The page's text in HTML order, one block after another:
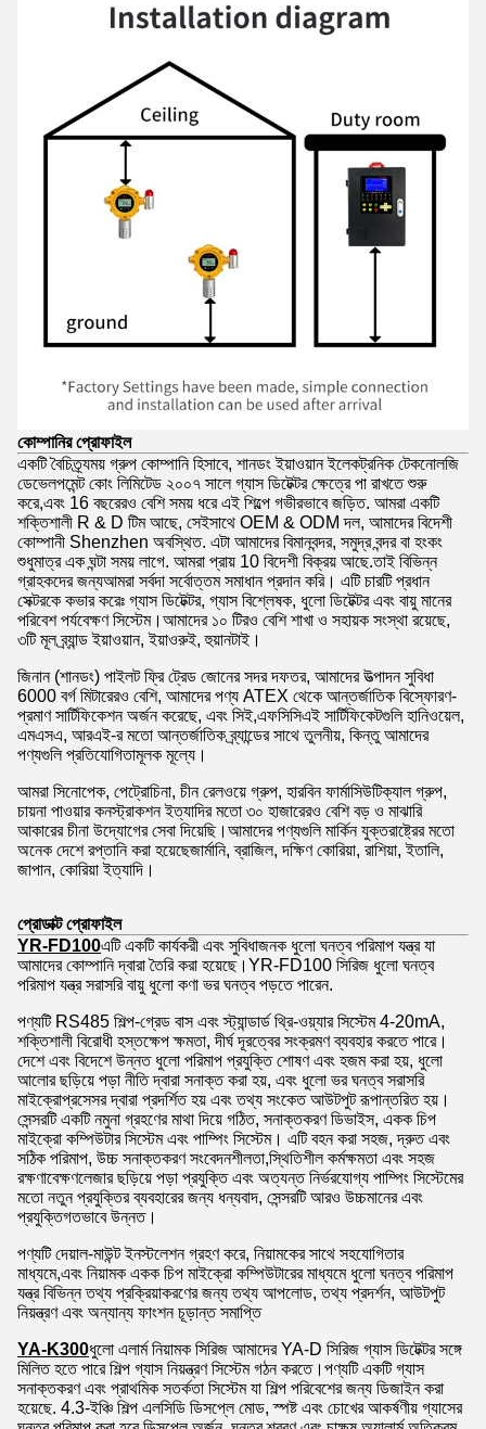
কোম্পানির প্রোফাইল
একটি বৈচিত্র্যময় গ্রুপ কোম্পানি হিসাবে, শানডং ইয়াওয়ান ইলেকট্রনিক টেকনোলজি
ডেভেলপমেন্ট কোং লিমিটেড ২০০৭ সালে গ্যাস ডিটেক্টর ক্ষেত্রে পা রাখতে শুরু
করে,এবং 16 বছরেরও বেশি সময় ধরে এই শিল্পে গভীরভাবে জড়িত. আমরা একটি
শক্তিশালী R & D টিম আছে, সেইসাথে OEM & ODM দল, আমাদের বিদেশী
কোম্পানী Shenzhen অবস্থিত. এটা আমাদের বিমানবন্দর, সমুদ্র বন্দর বা হংকং
শুধুমাত্র এক ঘন্টা সময় লাগে. আমরা প্রায় 10 বিদেশী বিক্রয় আছে.তাই বিভিন্ন
গ্রাহকদের জন্যআমরা সর্বদা সর্বোত্তম সমাধান প্রদান করি। এটি চারটি প্রধান
সেক্টরকে কভার করেঃ গ্যাস ডিটেক্টর, গ্যাস বিশ্লেষক, ধুলো ডিটেক্টর এবং বায়ু মানের
পরিবেশ পর্যবেক্ষণ সিস্টেম।আমাদের ১০ টিরও বেশি শাখা ও সহায়ক সংস্থা রয়েছে,
৩টি মূল ব্র্যান্ড ইয়াওয়ান, ইয়াওরুই, হুয়ানটাই।
জিনান (শানডং) পাইলট ফ্রি ট্রেড জোনের সদর দফতর, আমাদের উত্পাদন সুবিধা
6000 বর্গ মিটারেরও বেশি, আমাদের পণ্য ATEX থেকে আন্তর্জাতিক বিস্ফোরণ-
প্রমাণ সার্টিফিকেশন অর্জন করেছে, এবং সিই,এফসিসিএই সার্টিফিকেটগুলি হানিওয়েল,
এমএসএ, আরএই-র মতো আন্তর্জাতিক ব্র্যান্ডের সাথে তুলনীয়, কিন্তু আমাদের
পণ্যগুলি প্রতিযোগিতামূলক মূল্যে।
আমরা সিনোপেক, পেট্রোচিনা, চীন রেলওয়ে গ্রুপ, হারবিন ফার্মাসিউটিক্যাল গ্রুপ,
চায়না পাওয়ার কনস্ট্রাকশন ইত্যাদির মতো ৩০ হাজারেরও বেশি বড় ও মাঝারি
আকারের চীনা উদ্যোগের সেবা দিয়েছি।আমাদের পণ্যগুলি মার্কিন যুক্তরাষ্ট্রের মতো
অনেক দেশে রপ্তানি করা হয়েছেজার্মানি, ব্রাজিল, দক্ষিণ কোরিয়া, রাশিয়া, ইতালি,
জাপান, কোরিয়া ইত্যাদি।
প্রোডাক্ট প্রোফাইল
YR-FD100এটি একটি কার্যকরী এবং সুবিধাজনক ধুলো ঘনত্ব পরিমাপ যন্ত্র যা
আমাদের কোম্পানি দ্বারা তৈরি করা হয়েছে।YR-FD100 সিরিজ ধুলো ঘনত্ব
পরিমাপ যন্ত্র সরাসরি বায়ু ধুলো কণা ভর ঘনত্ব পড়তে পারেন.
পণ্যটি RS485 শিল্প-গ্রেড বাস এবং স্ট্যান্ডার্ড থ্রি-ওয়্যার সিস্টেম 4-20mA,
শক্তিশালী বিরোধী হস্তক্ষেপ ক্ষমতা, দীর্ঘ দূরত্বের সংক্রমণ ব্যবহার করতে পারে।
দেশে এবং বিদেশে উন্নত ধুলো পরিমাপ প্রযুক্তি শোষণ এবং হজম করা হয়, ধুলো
আলোর ছড়িয়ে পড়া নীতি দ্বারা সনাক্ত করা হয়, এবং ধুলো ভর ঘনত্ব সরাসরি
মাইক্রোপ্রসেসর দ্বারা প্রদর্শিত হয় এবং তথ্য সংকেত আউটপুট রূপান্তরিত হয়।
সেন্সরটি একটি নমুনা গ্রহণের মাথা দিয়ে গঠিত, সনাক্তকরণ ডিভাইস, একক চিপ
মাইক্রো কম্পিউটার সিস্টেম এবং পাম্পিং সিস্টেম। এটি বহন করা সহজ, দ্রুত এবং
সঠিক পরিমাপ, উচ্চ সনাক্তকরণ সংবেদনশীলতা,স্থিতিশীল কর্মক্ষমতা এবং সহজ
রক্ষণাবেক্ষণলেজার ছড়িয়ে পড়া প্রযুক্তি এবং অত্যন্ত নির্ভরযোগ্য পাম্পিং সিস্টেমের
মতো নতুন প্রযুক্তির ব্যবহারের জন্য ধন্যবাদ, সেন্সরটি আরও উচ্চমানের এবং
প্রযুক্তিগতভাবে উন্নত।
পণ্যটি দেয়াল-মাউন্ট ইনস্টলেশন গ্রহণ করে, নিয়ামকের সাথে সহযোগিতার
মাধ্যমে,এবং নিয়ামক একক চিপ মাইক্রো কম্পিউটারের মাধ্যমে ধুলো ঘনত্ব পরিমাপ
যন্ত্র বিভিন্ন তথ্য প্রক্রিয়াকরণের জন্য তথ্য আপলোড, তথ্য প্রদর্শন, আউটপুট
নিয়ন্ত্রণ এবং অন্যান্য ফাংশন চূড়ান্ত সমাপ্তি
YA-K300ধুলো এলার্ম নিয়ামক সিরিজ আমাদের YA-D সিরিজ গ্যাস ডিটেক্টর সঙ্গে
মিলিত হতে পারে শিল্প গ্যাস নিয়ন্ত্রণ সিস্টেম গঠন করতে।পণ্যটি একটি গ্যাস
সনাক্তকরণ এবং প্রাথমিক সতর্কতা সিস্টেম যা শিল্প পরিবেশের জন্য ডিজাইন করা
হয়েছে. 4.3-ইঞ্চি শিল্প এলসিডি ডিসপ্লে মোড, স্পষ্ট এবং চোখের আকর্ষণীয় গ্যাসের